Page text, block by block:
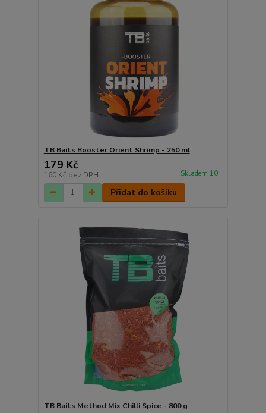
TB Baits Booster Orient Shrimp - 250 ml
179 Kč
160 Kč bez DPH Skladem 10
Přidat do košíku
TB Baits Method Mix Chilli Spice - 800 g